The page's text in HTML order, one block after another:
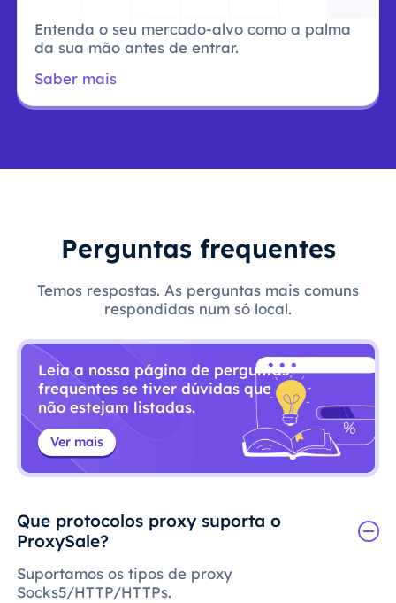
Entenda o seu mercado-alvo como a palma
da sua mão antes de entrar.
Saber mais
Perguntas frequentes
Temos respostas. As perguntas mais comuns
respondidas num só local.
Leia a nossa página de perguntas
frequentes se tiver dúvidas que
não estejam listadas.
Ver mais
Que protocolos proxy suporta o
ProxySale?
Suportamos os tipos de proxy
Socks5/HTTP/HTTPs.